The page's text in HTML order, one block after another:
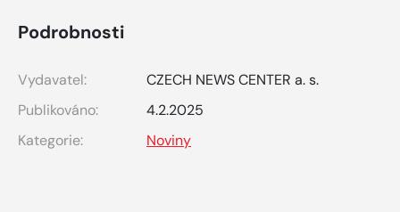
Podrobnosti
Vydavatel:
CZECH NEWS CENTER a. s.
Publikováno:
4.2.2025
Kategorie:
Noviny